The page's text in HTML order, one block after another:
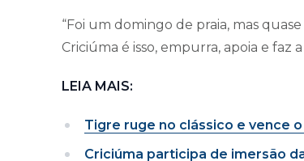
“Foi um domingo de praia, mas
Criciúma é isso, empurra, apoia e faz
LEIA MAIS:
Tigre ruge no clássico e vence
Criciúma participa de imersão